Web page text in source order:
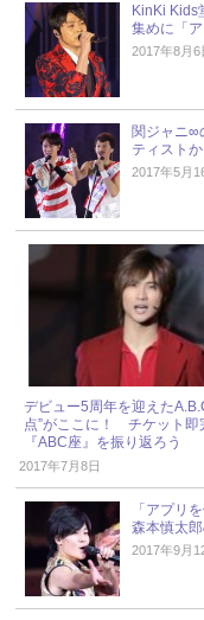
KinKi Kids
集めに「
2017年8月6
関ジャニ∞
ティスト
2017年5月
デビュー5周年を迎えた
点”がここに！ チケット即
『ABC座』を振り返ろう
2017年7月8日
「アプリ
森本慎太
2017年9月